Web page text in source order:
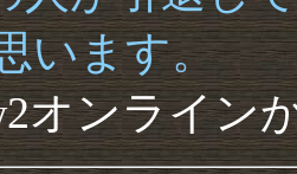
います。
オンライン